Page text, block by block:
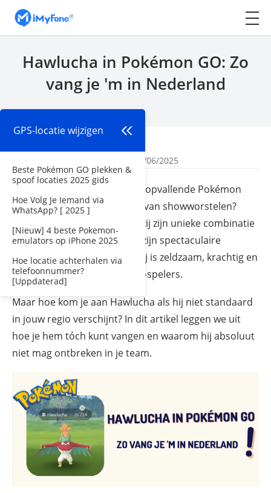
Hawlucha in Pokémon GO: Zo
vang je 'm in Nederland
| Bijgewerkt: 05/06/2025
GPS-locatie wijzigen
Beste Pokémon GO plekken &
spoof locaties 2025 gids
Hoe Volg Je Iemand via
WhatsApp? [ 2025 ]
[Nieuw] 4 beste Pokemon-
emulators op iPhone 2025
Hoe locatie achterhalen via
telefoonnummer?
[Uppdaterad]
Wist je dat een van de meest opvallende Pokémon
geïnspireerd is op de wereld van showworstelen?
springt eruit dankzij zijn unieke combinatie
van Vecht- en Vlieg-types én zijn spectaculaire
animaties in Pokémon GO. Hij is zeldzaam, krachtig en
een echte favoriet onder PvP-spelers.
Maar hoe kom je aan Hawlucha als hij niet standaard
in jouw regio verschijnt? In dit artikel leggen we uit
hoe je hem tóch kunt vangen en waarom hij absoluut
niet mag ontbreken in je team.